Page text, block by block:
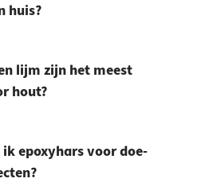
huis?
lijm zijn het meest
hout?
epoxyhars voor doe-